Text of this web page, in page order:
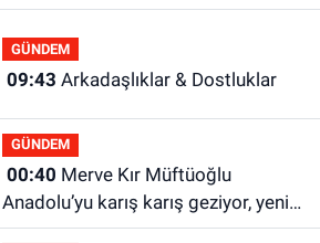
GÜNDEM
09:43 Arkadaşlıklar & Dostluklar
GÜNDEM
00:40
Anadolu’yu karış karış geziyor, yeni
yapılanmaları şekillendiriyor